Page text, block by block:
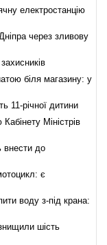
електростанцію
через зливову
біля магазину: у
11-річної дитини
Міністрів
внести до
є
воду з-під крана:
шість